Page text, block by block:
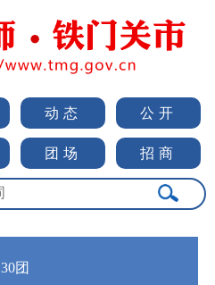
动态 公开
团场 招商
30团